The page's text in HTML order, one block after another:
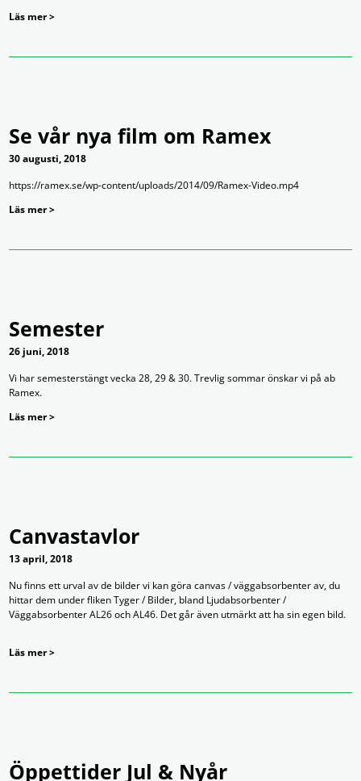
Läs mer >
Se vår nya film om Ramex
30 augusti, 2018
https://ramex.se/wp-content/uploads/2014/09/Ramex-Video.mp4
Läs mer >
Semester
26 juni, 2018
Vi har semesterstängt vecka 28, 29 & 30. Trevlig sommar önskar vi på ab
Ramex.
Läs mer >
Canvastavlor
13 april, 2018
Nu finns ett urval av de bilder vi kan göra canvas / väggabsorbenter av, du
hittar dem under fliken Tyger / Bilder, bland Ljudabsorbenter /
Väggabsorbenter AL26 och AL46. Det går även utmärkt att ha sin egen bild.
Läs mer >
Öppettider Jul & Nyår